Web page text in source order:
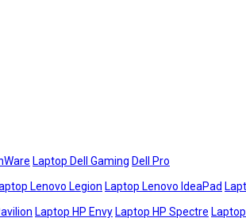
Laptop Dell Gaming Dell Pro
Lenovo Legion Laptop Lenovo IdeaPad
Laptop HP Envy Laptop HP Spectre